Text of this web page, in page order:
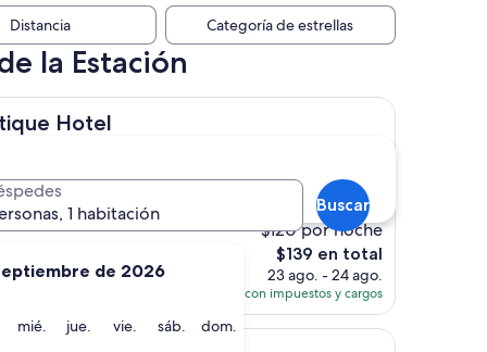
de 2026
martes
mié. miércoles
jue. jueves
vie. viernes
sáb. sábado
dom. domingo
1 habitación
Buscar
Distancia Categoría de estrellas
la Estación
Hotel
$120 por noche
El
precio
actual
es
de
$139 en total
23 ago. - 24 ago.
Total con impuestos y cargos